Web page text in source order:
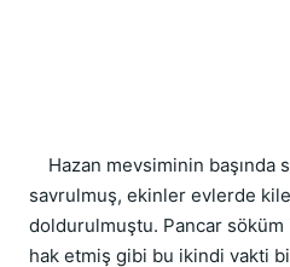
Hazan mevsiminin başında
savrulmuş, ekinler evlerde
doldurulmuştu. Pancar söküm
hak etmiş gibi bu ikindi vakti